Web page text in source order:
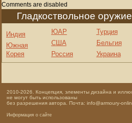
Comments are disabled
Гладкоствольное оружие
Индия
Южная
Корея
ЮАР
США
Россия
Турция
Бельгия
Украина
2010-2026. Концепция, элементы дизайна и
не могут быть использованы
без разрешения автора. Почта: info@armoury-
Информация о сайте